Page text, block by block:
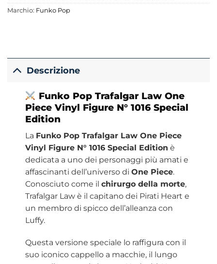
Marchio: Funko Pop
Descrizione
Funko Pop Trafalgar Law One
Piece Vinyl Figure N° 1016 Special
Edition
La Funko Pop Trafalgar Law One Piece
Vinyl Figure N° 1016 Special Edition è
dedicata a uno dei personaggi più amati e
affascinanti dell’universo di One Piece.
Conosciuto come il chirurgo della morte,
Trafalgar Law è il capitano dei Pirati Heart e
un membro di spicco dell’alleanza con
Luffy.
Questa versione speciale lo raffigura con il
suo iconico cappello a macchie, il lungo